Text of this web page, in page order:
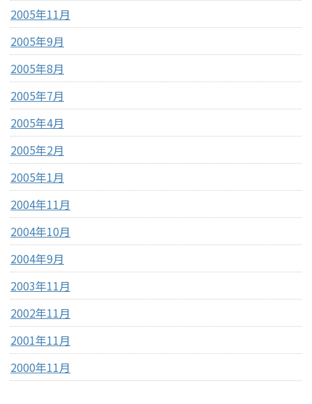
2005年11月
2005年9月
2005年8月
2005年7月
2005年4月
2005年2月
2005年1月
2004年11月
2004年10月
2004年9月
2003年11月
2002年11月
2001年11月
2000年11月